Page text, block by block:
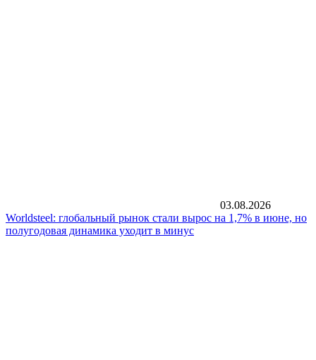
03.08.2026
Worldsteel: глобальный рынок стали вырос на 1,7% в июне, но
полугодовая динамика уходит в минус